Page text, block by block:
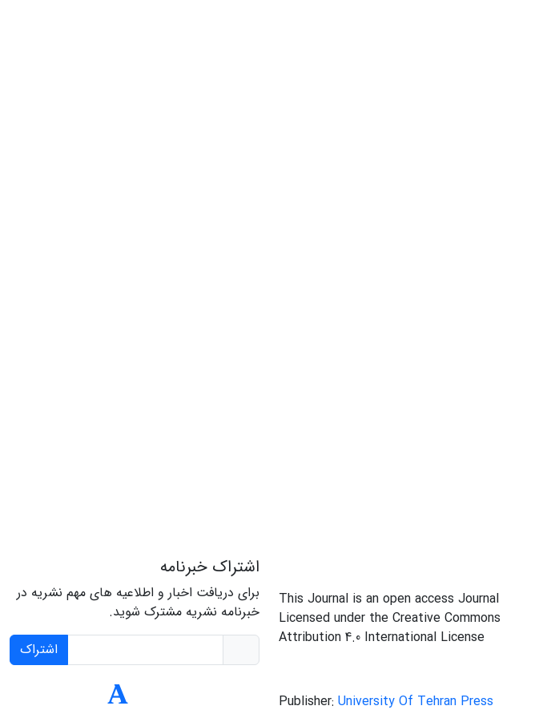
This Journal is an open access Journal
Licensed under the Creative Commons
Attribution 4.0 International License
Publisher: University Of Tehran Press
اشتراک خبرنامه
برای دریافت اخبار و اطلاعیه های مهم نشریه در
خبرنامه نشریه مشترک شوید.
اشتراک